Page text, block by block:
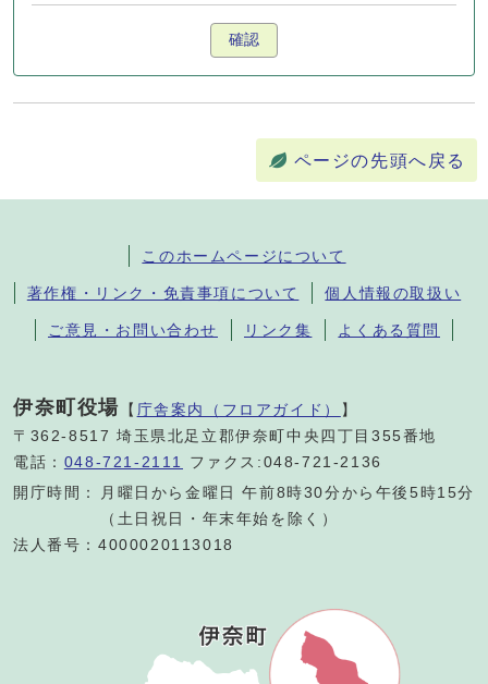
確認
ページの先頭へ戻る
このホームページについて
著作権・リンク・免責事項について 個人情報の取扱い
ご意見・お問い合わせ リンク集 よくある質問
伊奈町役場 【 庁舎案内（フロアガイド） 】
〒362-8517 埼玉県北足立郡伊奈町中央四丁目355番地
電話： 048-721-2111
ファクス:048-721-2136
開庁時間：
月曜日から金曜日 午前8時30分から午後5時15分
（土日祝日・年末年始を除く）
法人番号：4000020113018